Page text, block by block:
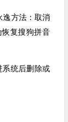
逸方法：取消
恢复搜狗拼音
系统后删除或